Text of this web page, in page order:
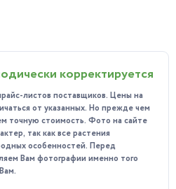
крупных представителей рода
Селло
являются его уникальные
на сегменты, создавая
Это придаёт растению
и делает его идеальным для
помещениях или в качестве
корректируется
листов поставщиков. Цены на
от указанных. Но прежде чем
точную стоимость. Фото на сайте
так как все растения
особенностей. Перед
Вам фотографии именно того